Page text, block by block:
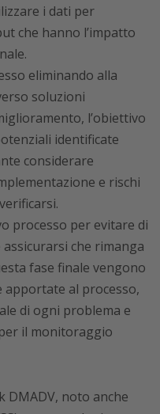
i dati per
che hanno l’impatto
eliminando alla
soluzioni
l’obiettivo
identificate
considerare
e rischi
processo per evitare di
che rimanga
fase finale vengono
al processo,
di ogni problema e
il monitoraggio
DMADV, noto anche